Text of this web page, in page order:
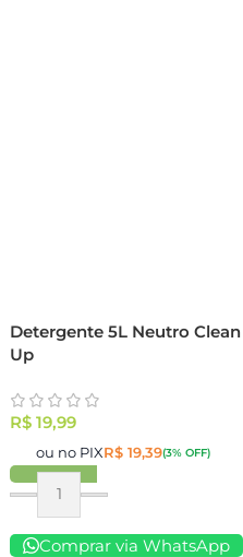
Detergente 5L Neutro Clean
Up
R$ 19,99
ou no PIXR$ 19,39(3% OFF)
Comprar via WhatsApp